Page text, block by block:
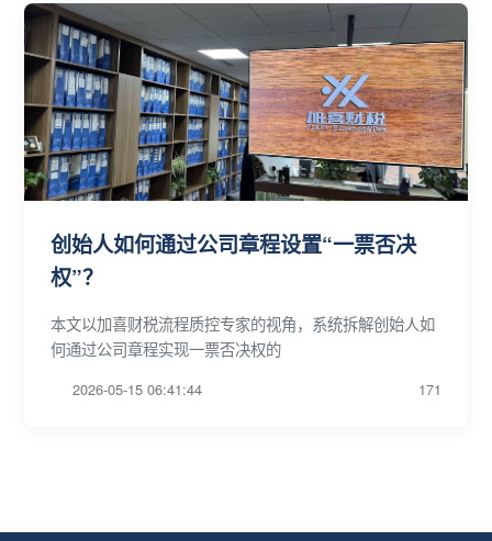
创始人如何通过公司章程设置“一票否决
权”？
本文以加喜财税流程质控专家的视角，系统拆解创始人如
何通过公司章程实现一票否决权的
2026-05-15 06:41:44 171